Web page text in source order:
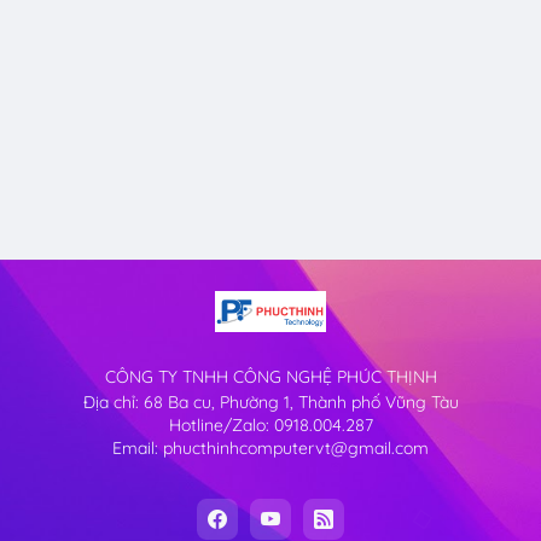
CÔNG TY TNHH CÔNG NGHỆ PHÚC THỊNH
Địa chỉ: 68 Ba cu, Phường 1, Thành phố Vũng Tàu
Hotline/Zalo: 0918.004.287
Email: phucthinhcomputervt@gmail.com